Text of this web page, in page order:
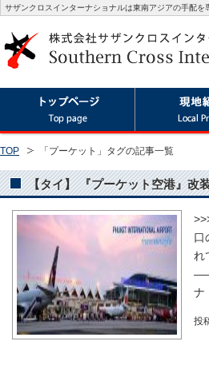
サザンクロスインターナショナルは東南アジアの手配を
TOP 「プーケット」タグの記事一覧
【タイ】 『プーケット空港』改
口
れ
ナ
投